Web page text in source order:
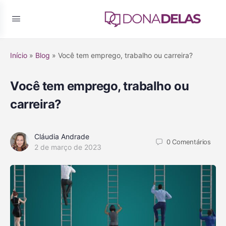
Início » Blog » Você tem emprego, trabalho ou carreira?
Você tem emprego, trabalho ou
carreira?
Cláudia Andrade
2 de março de 2023
0Comentários